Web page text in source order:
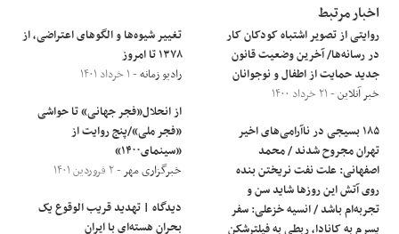
اخبار مرتبط
روایتی از تصویر اشتباه کودکان کار
در رسانه‌ها/ آخرین وضعیت قانون
جدید حمایت از اطفال و نوجوانان
خبر آنلاین- ۲۱ خرداد ۱۴۰۰
۱۸۵ بسیجی در ناآرامی‌های اخیر
تهران مجروح شدند / محمد
اصفهانی: علت نفت نریختن بنده
روی آتش این روزها شاید سن و
تجربه‌ام باشد / انسیه خزعلی: سفر
پسرم به کانادا، ربطی به فیلترشکن
تغییر شیوه‌ها و الگوهای اعتراضی، از
۱۳۷۸ تا امروز
رادیو زمانه- ۱ خرداد ۱۴۰۱
از انحلال«فجر جهانی» تا حواشی
«فجر ملی»/پنج روایت از
«سینمای۱۴۰۰»
خبرگزاری مهر- ۲ فروردین ۱۴۰۱
دیدگاه | تهدید قریب الوقوع یک
بحران هسته‌ای با ایران